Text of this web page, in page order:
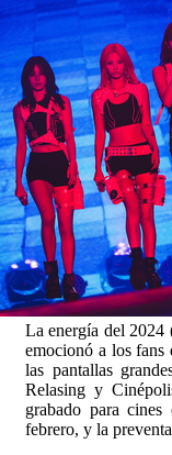
La energía del 2024
emocionó a los fans
las pantallas
Relasing y
grabado para
febrero, y la